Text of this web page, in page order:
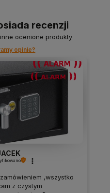
recenzji
ocenione produkty
opinie?
,wszystko
z czystym